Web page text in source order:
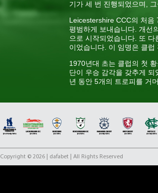
기가 세 번 진행되었으며,
Leicestershire CCC의 처음
평범하게 보내습니다. 개선
으로 시작되었습니다. 또
이었습니다. 이 임명은 클럽
1970년대 초는 클럽의 첫
단이 우승 감각을 갖추게
년 동안 5개의 트로피를 거
Wisden의 올해의 크리켓
21세기로 접어들면서
언십 시대에는 2003년 이후
Copyright © 2026 | dafabet | All Rights Reserved